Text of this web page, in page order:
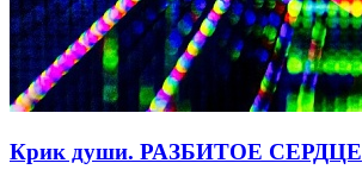
Крик души. РАЗБИТОЕ СЕРДЦЕ